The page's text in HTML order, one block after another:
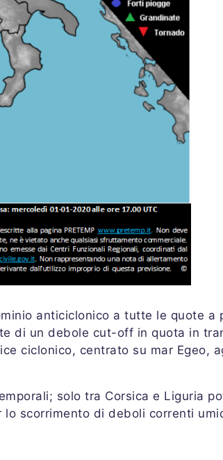
anticiclonico a tutte le quote a
di un debole cut-off in quota in
ciclonico, centrato su mar Egeo,
solo tra Corsica e Liguria
scorrimento di deboli correnti